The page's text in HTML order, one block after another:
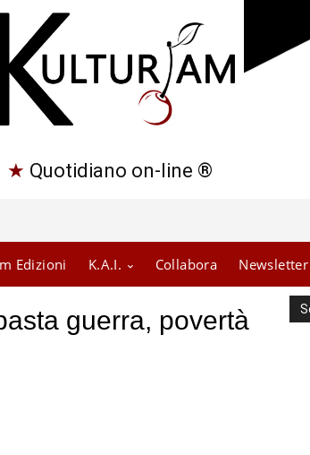
★ Quotidiano on-line ®
Edizioni K.A.I. Collabora Newsletter
guerra, povertà